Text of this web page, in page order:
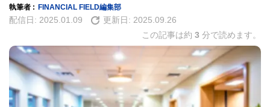
執筆者 : FINANCIAL FIELD編集部
配信日: 2025.01.09 更新日: 2025.09.26
この記事は約 3 分で読めます。